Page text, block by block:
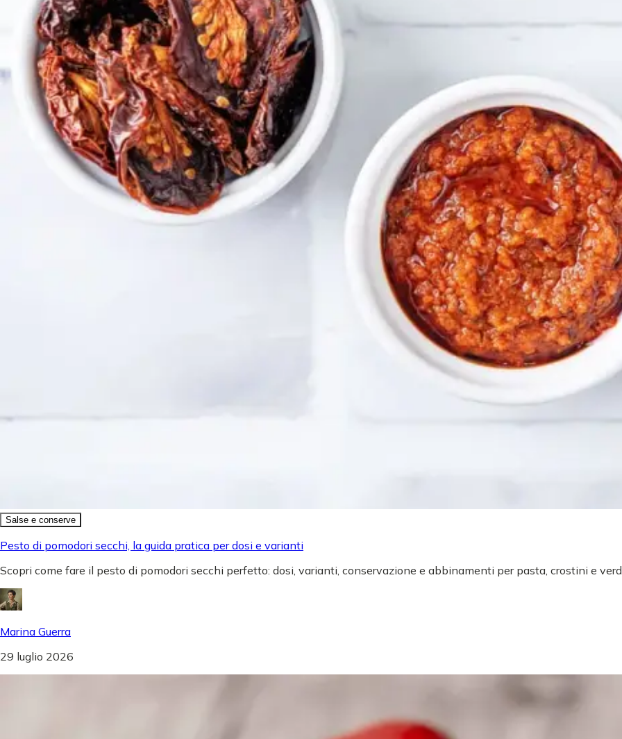
Salse e conserve
Pesto di pomodori secchi, la guida pratica per dosi e varianti
Scopri come fare il pesto di pomodori secchi perfetto: dosi, varianti, conservazione e abbinamenti per pasta, crostini e
Marina Guerra
29 luglio 2026